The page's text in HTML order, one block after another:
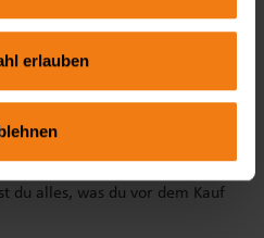
erlauben
FAQ zu Sicht- & Windschutz
wirklich? Welche Höhe
eine Genehmigung? In
du alles, was du vor dem Kauf